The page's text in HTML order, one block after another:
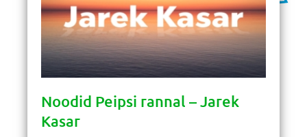
Noodid Peipsi rannal – Jarek
Kasar